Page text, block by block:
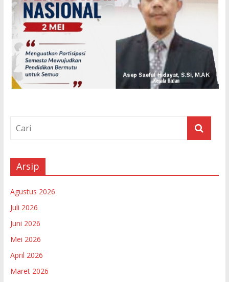
Arsip
Agustus 2026
Juli 2026
Juni 2026
Mei 2026
April 2026
Maret 2026